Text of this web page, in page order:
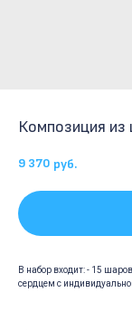
Композиция
9 370 руб.
В набор входит: - 15
сердцем с